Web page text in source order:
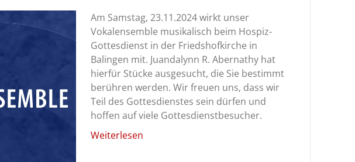
Am Samstag, 23.11.2024 wirkt unser
Vokalensemble musikalisch beim Hospiz-
Gottesdienst in der Friedshofkirche in
Balingen mit. Juandalynn R. Abernathy hat
hierfür Stücke ausgesucht, die Sie bestimmt
berühren werden. Wir freuen uns, dass wir
Teil des Gottesdienstes sein dürfen und
hoffen auf viele Gottesdienstbesucher.
Weiterlesen